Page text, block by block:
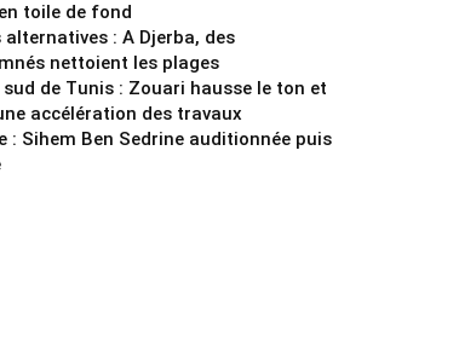
toile de fond
alternatives : A Djerba, des
nettoient les plages
sud de Tunis : Zouari hausse le ton et
accélération des travaux
: Sihem Ben Sedrine auditionnée puis